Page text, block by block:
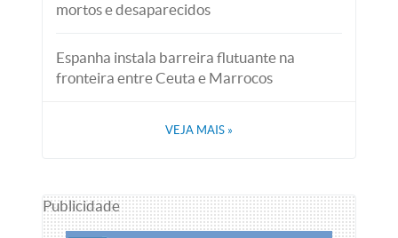
mortos e desaparecidos
Espanha instala barreira flutuante na
fronteira entre Ceuta e Marrocos
VEJA MAIS »
Publicidade